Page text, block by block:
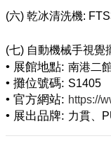
(六) 乾冰清洗機:
• 展館地點: 南港二
• 攤位號碼: S1405
• 官方網站: https://
• 展出品牌: 力貫、